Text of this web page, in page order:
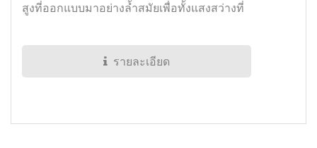
สูงที่ออกแบบมาอย่างล้ำสมัยเพื่อทั้งแสงสว่างที่
รายละเอียด